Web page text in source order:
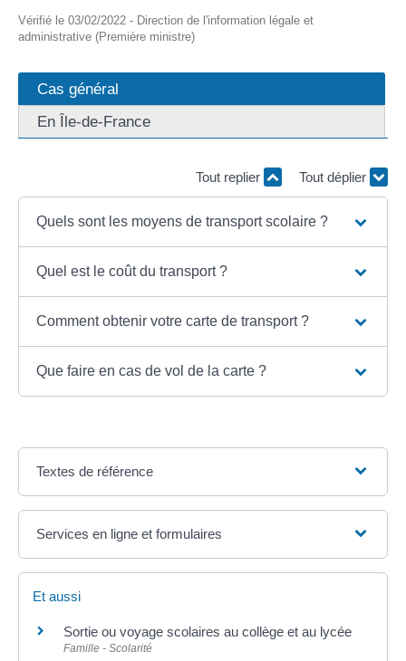
Vérifié le 03/02/2022 - Direction de l'information légale et
administrative (Première ministre)
Cas général
En Île-de-France
Tout replier Tout déplier
Quels sont les moyens de transport scolaire ?
Quel est le coût du transport ?
Comment obtenir votre carte de transport ?
Que faire en cas de vol de la carte ?
Textes de référence
Services en ligne et formulaires
Et aussi
Sortie ou voyage scolaires au collège et au lycée
Famille - Scolarité